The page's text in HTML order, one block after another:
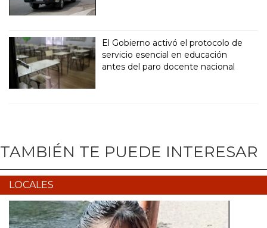
El Gobierno activó el protocolo de
servicio esencial en educación
antes del paro docente nacional
TAMBIÉN TE PUEDE INTERESAR
LOCALES